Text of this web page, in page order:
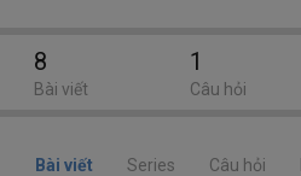
Bài viết Series Câu hỏi
8
Bài viết
1
Câu hỏi